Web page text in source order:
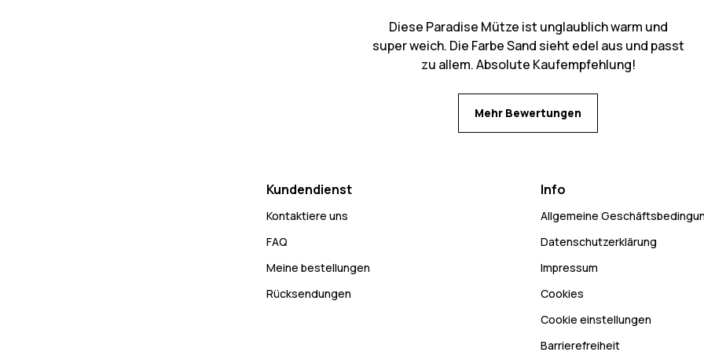
Diese Paradise Mütze ist unglaublich warm und
super weich. Die Farbe Sand sieht edel aus und passt
zu allem. Absolute Kaufempfehlung!
Mehr Bewertungen
Kundendienst
Kontaktiere uns
FAQ
Meine bestellungen
Rücksendungen
Info
Allgemeine
Datenschutzerklärung
Impressum
Cookies
Cookie einstellungen
Barrierefreiheit